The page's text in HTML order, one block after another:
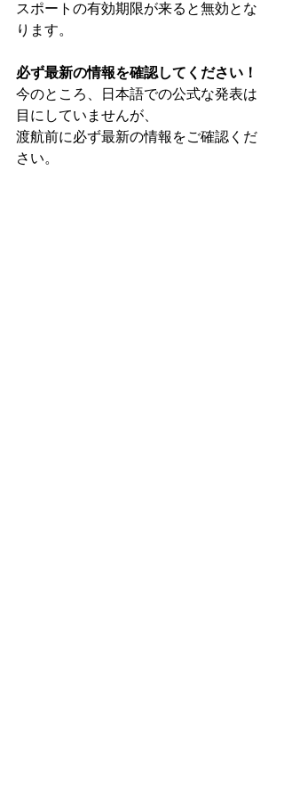
スポートの有効期限が来ると無効とな
ります。
必ず最新の情報を確認してください！
今のところ、日本語での公式な発表は
目にしていませんが、
渡航前に必ず最新の情報をご確認くだ
さい。